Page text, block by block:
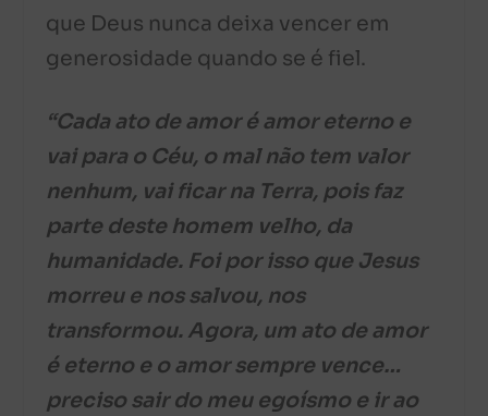
que Deus nunca deixa vencer em
generosidade quando se é fiel.
“Cada ato de amor é amor eterno e
vai para o Céu, o mal não tem valor
nenhum, vai ficar na Terra, pois faz
parte deste homem velho, da
humanidade. Foi por isso que Jesus
morreu e nos salvou, nos
transformou. Agora, um ato de amor
é eterno e o amor sempre vence…
preciso sair do meu egoísmo e ir ao